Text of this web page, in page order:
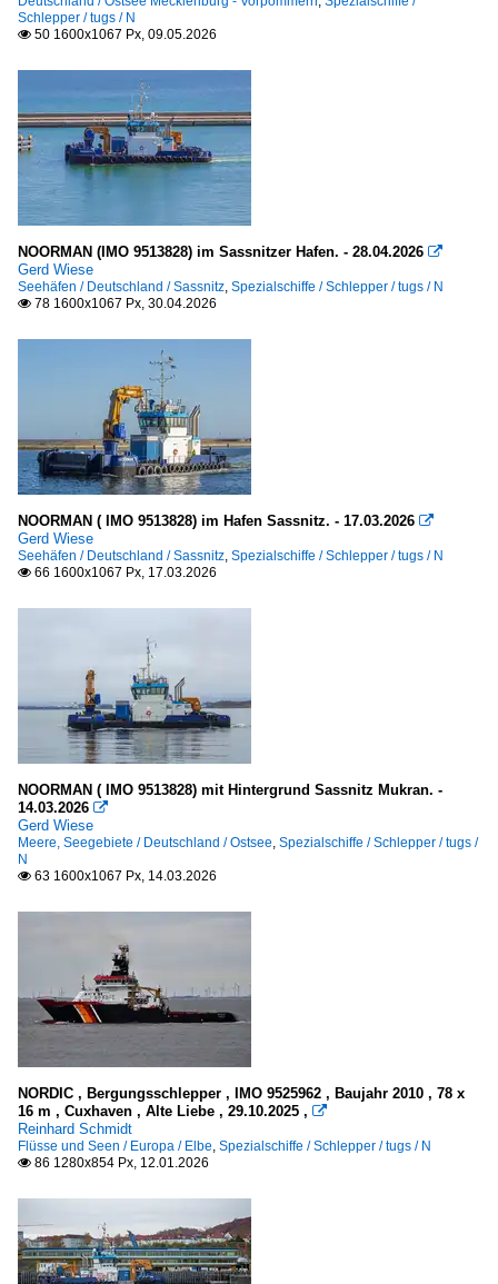
Galerien
Schiffsdetails
Seezeichen, Leuchtfeuer in Deutschland
Ostsee Mecklenburg - Vorpommern
Spezialschiffe
M - N - O
Kabel- und Rohrleger
L - Z
Unternehmen
Deutschland
Bugsier, Hamburg
Schlepper / tugs / N
 50 1600x1067 Px, 09.05.2026
NOORMAN (IMO 9513828) im Sassnitzer Hafen. - 28.04.2026 
Gerd Wiese
Seehäfen / Deutschland / Sassnitz, Spezialschiffe / Schlepper / tugs / N
 78 1600x1067 Px, 30.04.2026
NOORMAN ( IMO 9513828) im Hafen Sassnitz. - 17.03.2026 
Gerd Wiese
Seehäfen / Deutschland / Sassnitz, Spezialschiffe / Schlepper / tugs / N
 66 1600x1067 Px, 17.03.2026
NOORMAN ( IMO 9513828) mit Hintergrund Sassnitz Mukran. -
14.03.2026 
Gerd Wiese
Meere, Seegebiete / Deutschland / Ostsee, Spezialschiffe / Schlepper / tugs /
N
 63 1600x1067 Px, 14.03.2026
NORDIC , Bergungsschlepper , IMO 9525962 , Baujahr 2010 , 78 x
16 m , Cuxhaven , Alte Liebe , 29.10.2025 , 
Reinhard Schmidt
Flüsse und Seen / Europa / Elbe, Spezialschiffe / Schlepper / tugs / N
 86 1280x854 Px, 12.01.2026